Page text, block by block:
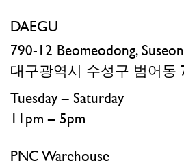
DAEGU
790-12 Beomeodong,
대구광역시 수성구 범어동
Tuesday – Saturday
11pm – 5pm
PNC Warehouse